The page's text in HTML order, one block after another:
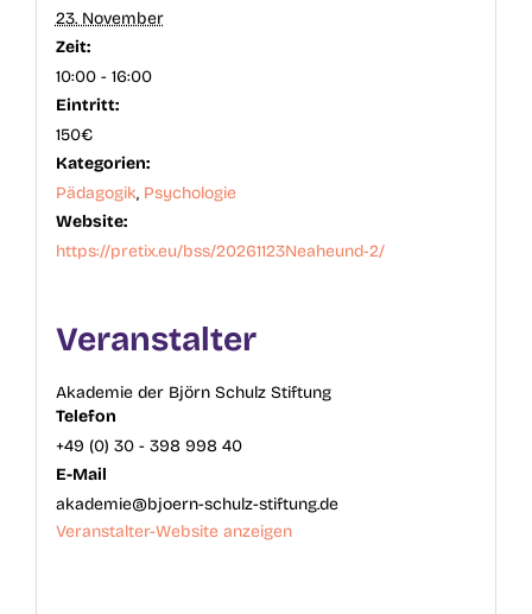
23. November
Zeit:
10:00 - 16:00
Eintritt:
150€
Kategorien:
Pädagogik, Psychologie
Website:
https://pretix.eu/bss/20261123Neaheund-2/
Veranstalter
Akademie der Björn Schulz Stiftung
Telefon
+49 (0) 30 - 398 998 40
E-Mail
akademie@bjoern-schulz-stiftung.de
Veranstalter-Website anzeigen